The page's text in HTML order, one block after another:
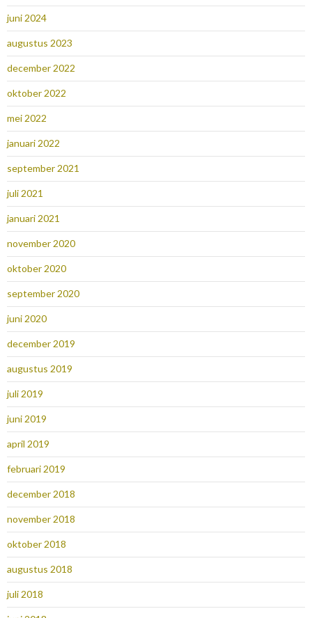
juni 2024
augustus 2023
december 2022
oktober 2022
mei 2022
januari 2022
september 2021
juli 2021
januari 2021
november 2020
oktober 2020
september 2020
juni 2020
december 2019
augustus 2019
juli 2019
juni 2019
april 2019
februari 2019
december 2018
november 2018
oktober 2018
augustus 2018
juli 2018